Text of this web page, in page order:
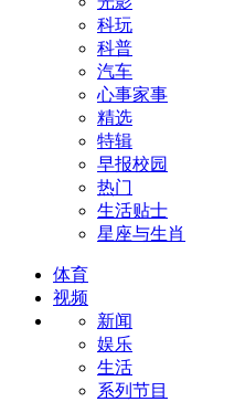
科玩
科普
汽车
心事家事
精选
特辑
早报校园
热门
生活贴士
星座与生肖
体育
视频
新闻
娱乐
生活
系列节目